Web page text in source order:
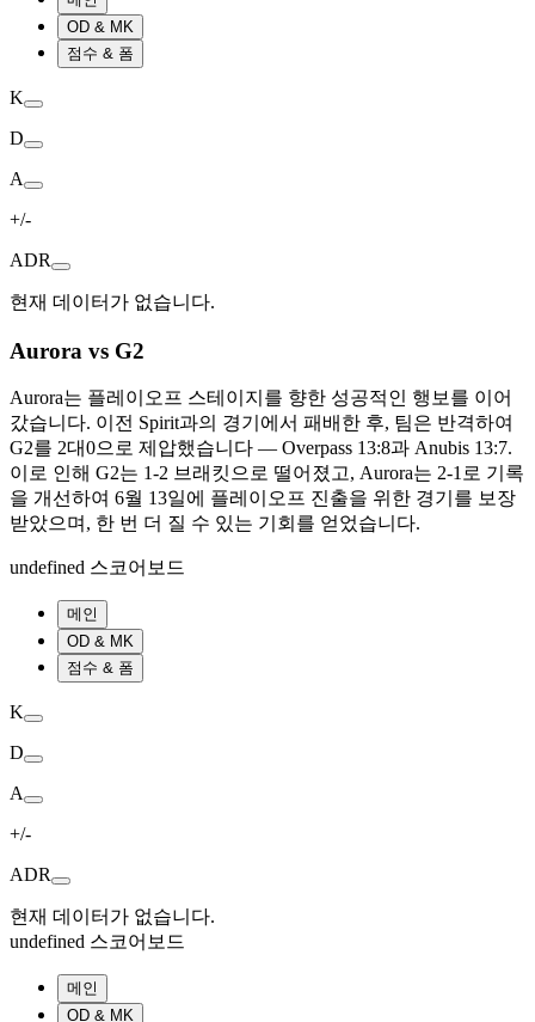
OD & MK
점수 & 폼
K
D
A
+/-
ADR
현재 데이터가 없습니다.
Aurora vs G2
Aurora는 플레이오프 스테이지를 향한 성공적인 행보를 이어
갔습니다. 이전 Spirit과의 경기에서 패배한 후, 팀은 반격하여
G2를 2대0으로 제압했습니다 — Overpass 13:8과 Anubis 13:7.
이로 인해 G2는 1-2 브래킷으로 떨어졌고, Aurora는 2-1로 기록
을 개선하여 6월 13일에 플레이오프 진출을 위한 경기를 보장
받았으며, 한 번 더 질 수 있는 기회를 얻었습니다.
undefined 스코어보드
메인
OD & MK
점수 & 폼
K
D
A
+/-
ADR
현재 데이터가 없습니다.
undefined 스코어보드
메인
OD & MK